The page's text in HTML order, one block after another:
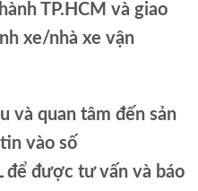
TP.HCM và giao
xe/nhà xe vận
và quan tâm đến sản
vào số
để được tư vấn và báo